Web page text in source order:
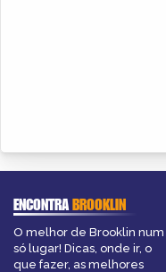
ENCONTRABROOKLIN
O melhor de Brooklin num
só lugar! Dicas, onde ir, o
que fazer, as melhores